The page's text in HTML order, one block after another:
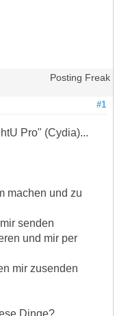
Posting Freak
#1
Pro" (Cydia)...
machen und zu
senden
und mir per
mir zusenden
Dinge?